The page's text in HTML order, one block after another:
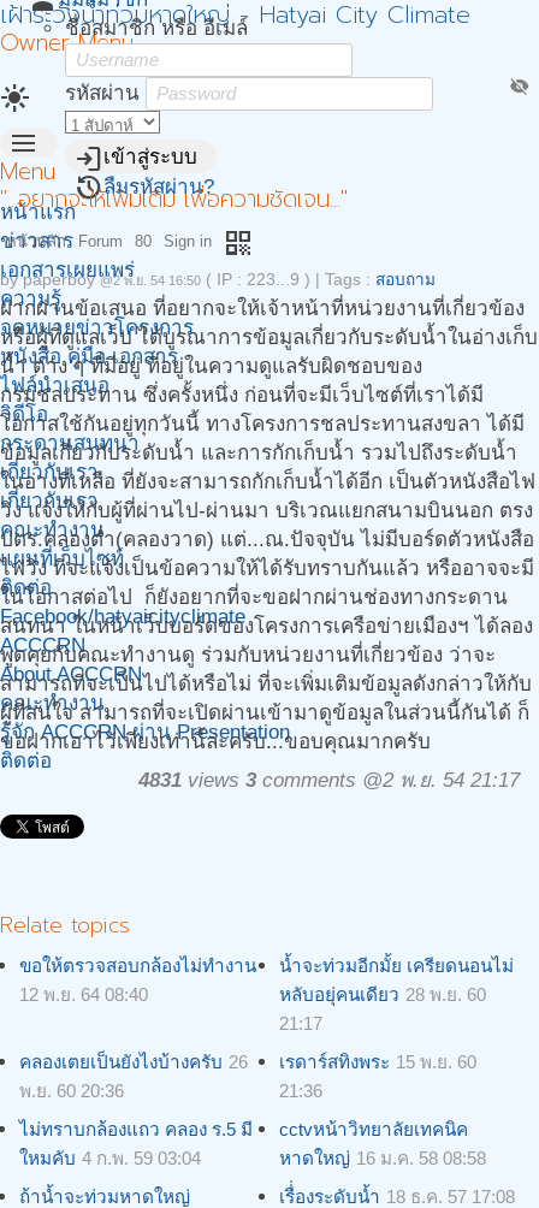
เฝ้าระวังน้ำท่วมหาดใหญ่ - Hatyai City Climate
Owner Menu
light_mode
ชื่อสมาชิก หรือ อีเมล์
รหัสผ่าน visibility_off
loginเข้าสู่ระบบ
restoreลืมรหัสผ่าน?
menu
Menu
หน้าแรก
ข่าวสาร
เอกสารเผยแพร่
ความรู้
จดหมายข่าวโครงการ
หนังสือ คู่มือ เอกสาร
ไฟล์นำเสนอ
วิดีโอ
กระดานสนทนา
เกี่ยวกับเรา.
เกี่ยวกับเรา
คณะทำงาน
แผนที่เว็บไซท์
ติดต่อ
Facebook/hatyaicityclimate
ACCCRN
About ACCCRN
คณะทำงาน
รู้จัก ACCCRN ผ่าน Presentation
ติดต่อ
"...อยากจะให้เพิ่มเติม เพื่อความชัดเจน..."
หน้าหลัก Forum 80 Sign in qr_code
bypaperboy @2 พ.ย. 54 16:50 ( IP : 223...9 ) Tags : สอบถาม
ฝากผ่านข้อเสนอ ที่อยากจะให้เจ้าหน้าที่หน่วยงานที่เกี่ยวข้อง
หรือผู้ที่ดูแลเว็บ ได้บูรณาการข้อมูลเกี่ยวกับระดับน้ำในอ่างเก็บ
น้ำ ต่าง ๆ ที่มีอยู่ ที่อยู่ในความดูแลรับผิดชอบของ
กรมชลประทาน ซึ่งครั้งหนึ่ง ก่อนที่จะมีเว็บไซต์ที่เราได้มี
โอกาสใช้กันอยู่ทุกวันนี้ ทางโครงการชลประทานสงขลา ได้มี
ข้อมูลเกี่ยวกับระดับน้ำ และการกักเก็บน้ำ รวมไปถึงระดับน้ำ
ในอ่างที่เหลือ ที่ยังจะสามารถกักเก็บน้ำได้อีก เป็นตัวหนังสือไฟ
วิ่ง แจ้งให้กับผู้ที่ผ่านไป-ผ่านมา บริเวณแยกสนามบินนอก ตรง
ปตร.คลองต่ำ(คลองวาด) แต่...ณ.ปัจจุบัน ไม่มีบอร์ดตัวหนังสือ
ไฟวิ่ง ที่จะแจ้งเป็นข้อความให้ได้รับทราบกันแล้ว หรืออาจจะมี
ในโอกาสต่อไป ก็ยังอยากที่จะขอฝากผ่านช่องทางกระดาน
สนทนา ในหน้าเว็บบอร์ดของโครงการเครือข่ายเมืองฯ ได้ลอง
พูดคุยกับคณะทำงานดู ร่วมกับหน่วยงานที่เกี่ยวข้อง ว่าจะ
สามารถที่จะเป็นไปได้หรือไม่ ที่จะเพิ่มเติมข้อมูลดังกล่าวให้กับ
ผู้ที่สนใจ สามารถที่จะเปิดผ่านเข้ามาดูข้อมูลในส่วนนี้กันได้ ก็
ขอฝากเอาไว้เพียงเท่านี้ล่ะครับ...ขอบคุณมากครับ
4831 views 3comments @2 พ.ย. 54 21:17
Relate topics
ขอให้ตรวจสอบกล้องไม่ทำงาน
12 พ.ย. 64 08:40
น้ำจะท่วมอีกมั้ย เครียดนอนไม่
หลับอยุ่คนเดียว 28 พ.ย. 60
21:17
คลองเตยเป็นยังไงบ้างครับ 26
พ.ย. 60 20:36
เรดาร์สทิงพระ 15 พ.ย. 60
21:36
ไม่ทราบกล้องแถว คลอง ร.5 มี
ใหมคับ 4 ก.พ. 59 03:04
cctvหน้าวิทยาลัยเทคนิค
หาดใหญ่ 16 ม.ค. 58 08:58
ถ้าน้ำจะท่วมหาดใหญ่
เรื่่องระดับน้ำ 18 ธ.ค. 57 17:08